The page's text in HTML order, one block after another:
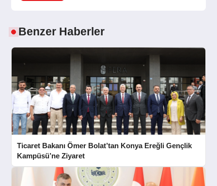
Benzer Haberler
Ticaret Bakanı Ömer Bolat’tan Konya Ereğli Gençlik
Kampüsü’ne Ziyaret